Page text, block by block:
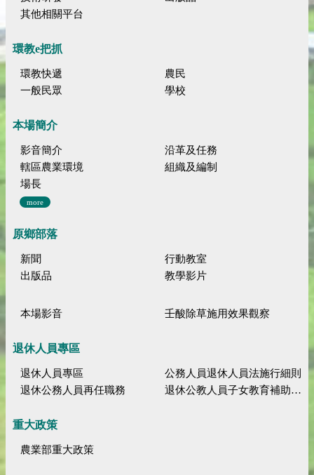
其他相關平台
環教e把抓
環教快遞
農民
一般民眾
學校
本場簡介
影音簡介
沿革及任務
轄區農業環境
組織及編制
場長
more
原鄉部落
新聞
行動教室
出版品
教學影片
本場影音 壬酸除草施用效果觀察
退休人員專區
退休人員專區
公務人員退休人員法施行細則
退休公務人員再任職務
退休公教人員子女教育補助規定
重大政策
農業部重大政策